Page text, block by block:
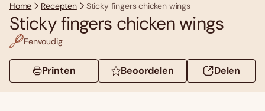
Home Recepten Sticky fingers chicken wings
Sticky fingers chicken wings
Eenvoudig
Printen Beoordelen Delen